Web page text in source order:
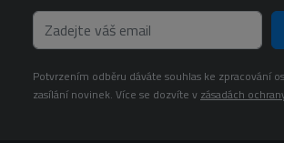
Potvrzením odběru dáváte souhlas ke zpracování
zasílání novinek. Více se dozvíte v zásadách